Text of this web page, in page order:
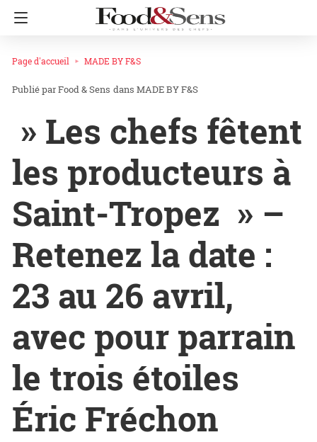
Page d'accueil MADE BY F&S
Food & Sens dans MADE BY F&S
» Les chefs fêtent
les producteurs à
Saint-Tropez » –
Retenez la date :
23 au 26 avril,
avec pour parrain
le trois étoiles
Éric Fréchon